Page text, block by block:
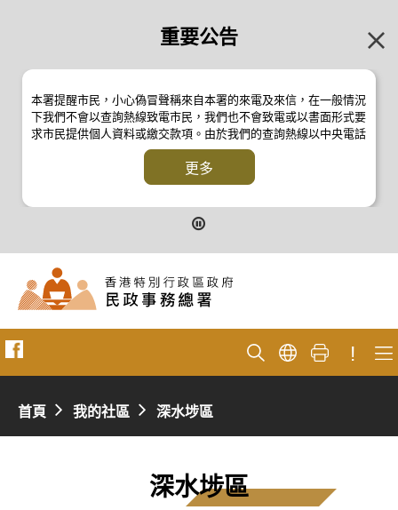
重要公告
本署提醒市民，小心偽冒聲稱來自本署的來電及來信，在一般情況
下我們不會以查詢熱線致電市民，我們也不會致電或以書面形式要
求市民提供個人資料或繳交款項。由於我們的查詢熱線以中央電話
系統操作，本署的來電不會顯示電話號碼 2835 2500 。如有疑
問，應與本署職員核實或向警方反詐騙協調中心
詢熱線 18222 查詢。詳情請瀏覽以下新聞公報：
二零一九年七月二十六日的新聞公報
二零一七年四月二十八日的新聞公報
二零一七年四月五日的新聞公報
更多
!
首頁 我的社區 深水埗區
深水埗區